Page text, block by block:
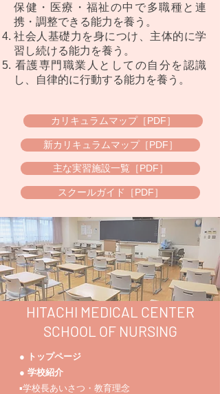
保健・医療・福祉の中で多職種と連
携・調整できる能力を養う。
社会人基礎力を身につけ、主体的に学
習し続ける能力を養う。
​看護専門職業人としての自分を認識
し、自律的に行動する能力を養う。
カリキュラムマップ［PDF］
新カリキュラムマップ［PDF］
主な実習施設一覧［PDF］
スクールガイド［PDF］
HITACHI MEDICAL CENTER
SCHOOL OF NURSING
● トップページ
● 学校紹介
▪学校長あいさつ・教育理念